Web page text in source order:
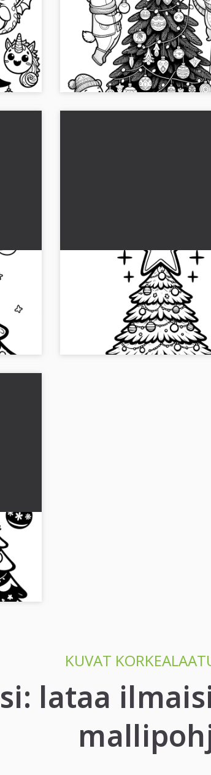
Joulukuusi eläimillä - ilmainen
värityskuva
Värityskuva: Joulukuusi ympäröity
eläimillä. 🎄 Lataa korkealaatuinen ja
JPG-tiedosto....
ja
Joulukuusessa tähti
tulostettava
Lataa ilmainen väritettävä kuva
tähdellä. 🎄 Ihanteellinen tulostamista
värittämistä varten....
ja
KUVAT
lataa